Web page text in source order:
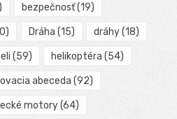
bezpečnosť(19)
Dráha (15) dráhy(18)
(59) helikoptéra (54)
abeceda (92)
motory(64)